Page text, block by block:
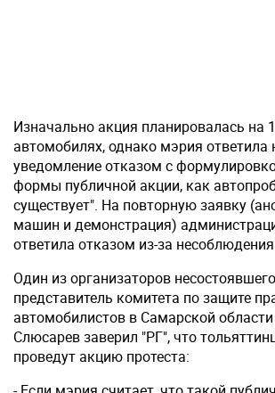
Изначально акция планировалась на
автомобилях, однако мэрия ответила
уведомление отказом с
формы публичной акции, как
существует". На повторную заявку
машин и демонстрация)
ответила отказом из-за
Один из организаторов
представитель комитета по защите
автомобилистов в Самарской области
Слюсарев заверил "РГ", что
проведут акцию протеста: